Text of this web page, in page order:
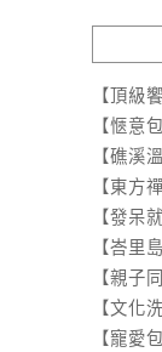
【頂級
【愜意
【礁溪
【東方
【發呆
【峇里
【親子
【文化
【寵愛